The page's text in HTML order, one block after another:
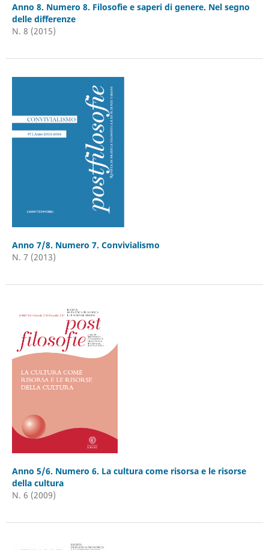
Anno 8. Numero 8. Filosofie e saperi di genere. Nel segno
delle differenze
N. 8 (2015)
Anno 7/8. Numero 7. Convivialismo
N. 7 (2013)
Anno 5/6. Numero 6. La cultura come risorsa e le risorse
della cultura
N. 6 (2009)